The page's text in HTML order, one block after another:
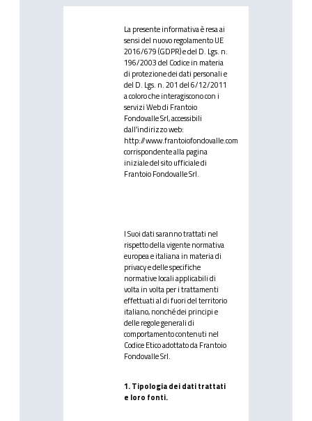
La presente informativa è resa ai
sensi del nuovo regolamento UE
2016/679 (GDPR) e del D. Lgs. n.
196/2003 del Codice in materia
di protezione dei dati personali e
del D. Lgs. n. 201 del 6/12/2011
a coloro che interagiscono con i
servizi Web di Frantoio
Fondovalle Srl, accessibili
dall’indirizzo web:
http://www.frantoiofondovalle.com
corrispondente alla pagina
iniziale del sito ufficiale di
Frantoio Fondovalle Srl.
I Suoi dati saranno trattati nel
rispetto della vigente normativa
europea e italiana in materia di
privacy e delle specifiche
normative locali applicabili di
volta in volta per i trattamenti
effettuati al di fuori del territorio
italiano, nonché dei principi e
delle regole generali di
comportamento contenuti nel
Codice Etico adottato da Frantoio
Fondovalle Srl.
1. Tipologia dei dati trattati
e loro fonti.